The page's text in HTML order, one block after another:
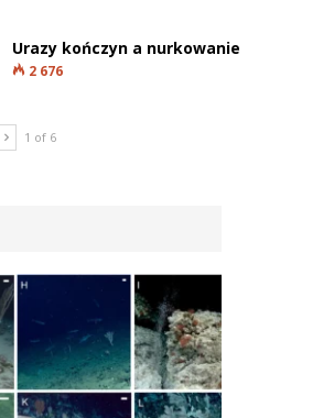
Urazy kończyn a nurkowanie
2 676
1 of 6